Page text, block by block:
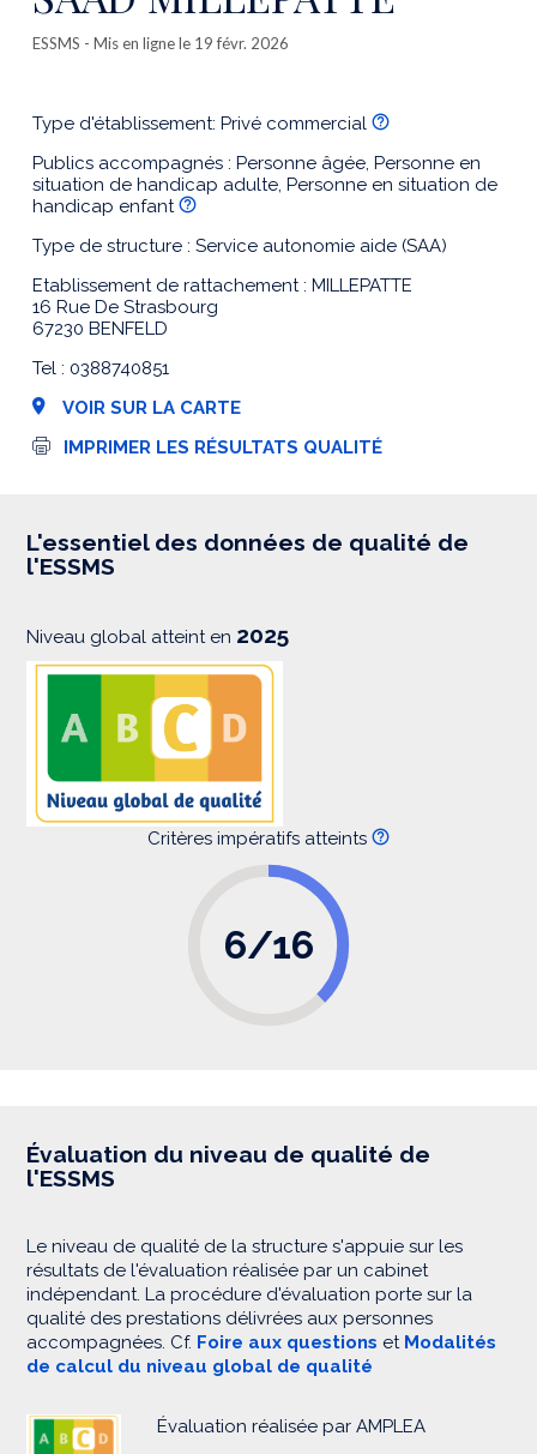
ESSMS - Mis en ligne le 19 févr. 2026
Type d'établissement: Privé commercial
Publics accompagnés : Personne âgée, Personne en
situation de handicap adulte, Personne en situation de
handicap enfant
Type de structure : Service autonomie aide (SAA)
Etablissement de rattachement : MILLEPATTE
16 Rue De Strasbourg
67230 BENFELD
Tel : 0388740851
VOIR SUR LA CARTE
I
s
i
IMPRIMER LES RÉSULTATS QUALITÉ
L'essentiel des données de qualité de
l'ESSMS
Niveau global atteint en 2025
Critères impératifs atteints
6/16
Évaluation du niveau de qualité de
l'ESSMS
Le niveau de qualité de la structure s'appuie sur les
résultats de l'évaluation réalisée par un cabinet
indépendant. La procédure d'évaluation porte sur la
qualité des prestations délivrées aux personnes
accompagnées. Cf. Foire aux questions et Modalités
de calcul du niveau global de qualité
Évaluation réalisée par AMPLEA